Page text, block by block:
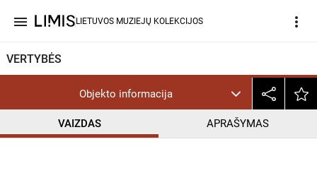
menu LIETUVOS MUZIEJŲ KOLEKCIJOS more_vert
VERTYBĖS
Objekto informacija
VAIZDAS APRAŠYMAS